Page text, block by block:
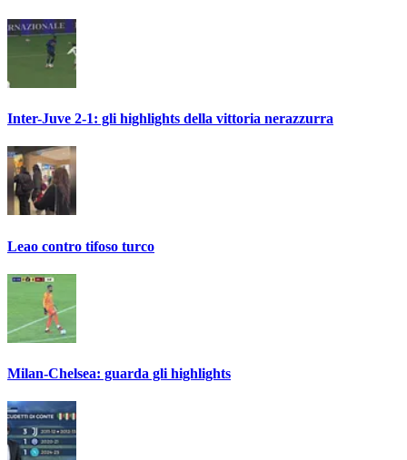
Inter-Juve 2-1: gli highlights della vittoria nerazzurra
Leao contro tifoso turco
Milan-Chelsea: guarda gli highlights